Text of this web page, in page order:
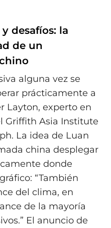
desafíos: la
de un
alguna vez se
prácticamente a
Layton, experto en
Griffith Asia Institute
La idea de Luan
china desplegar
donde
“También
del clima, en
de la mayoría
El anuncio de